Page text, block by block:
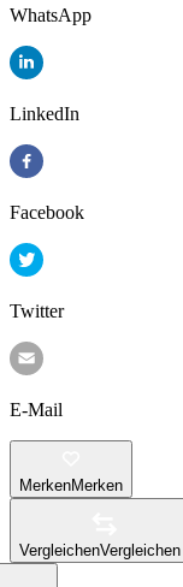
WhatsApp
LinkedIn
Facebook
Twitter
E-Mail
MerkenMerken
VergleichenVergleichen